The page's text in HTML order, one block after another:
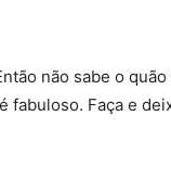
não sabe o
fabuloso. Faça e